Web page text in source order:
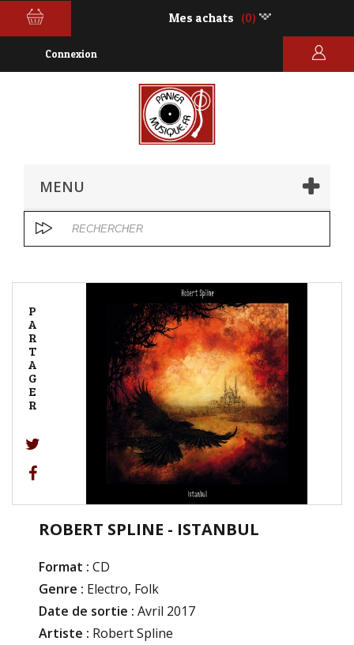
Mes achats (0)
Connexion
MENU
P
A
R
T
A
G
E
R
ROBERT SPLINE - ISTANBUL
Format : CD
Genre : Electro, Folk
Date de sortie : Avril 2017
Artiste : Robert Spline